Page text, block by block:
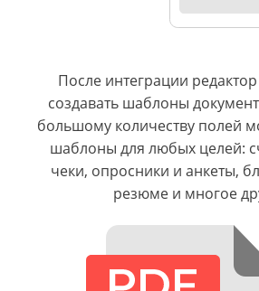
После интеграции
создавать шаблоны
большому количеству полей
шаблоны для любых целей:
чеки, опросники и анкеты,
резюме и многое